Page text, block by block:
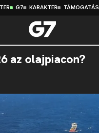
G7 KARAKTER TÁMOGATÁS
az olajpiacon?